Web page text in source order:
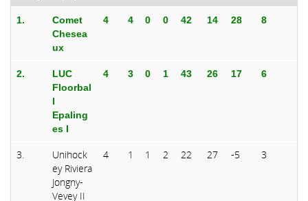
1.
Comet
Chesea
ux
4 4 0 0 42 14 28 8
2.
LUC
Floorbal
l
Epaling
es I
4 3 0 1 43 26 17 6
3.
Unihock
ey Riviera
Jongny-
Vevey II
4 1 1 2 22 27 -5 3